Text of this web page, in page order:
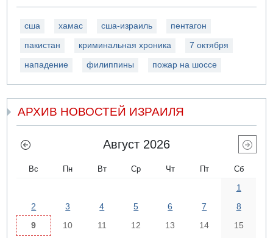
сша хамас сша-израиль пентагон
пакистан криминальная хроника 7 октября
нападение филиппины пожар на шоссе
АРХИВ НОВОСТЕЙ ИЗРАИЛЯ
Август 2026
Вс Пн Вт Ср Чт Пт Сб
1
2
3 4 5 6 7
8
9
10 11 12 13 14
15